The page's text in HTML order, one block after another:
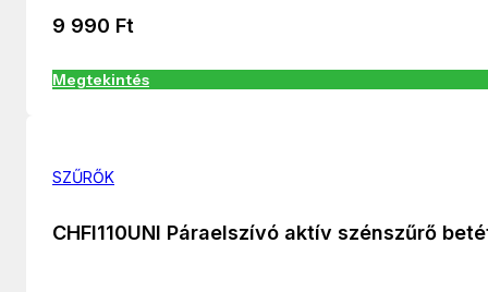
9 990 Ft
Megtekintés
SZŰRŐK
CHFI110UNI Páraelszívó aktív szénszűrő